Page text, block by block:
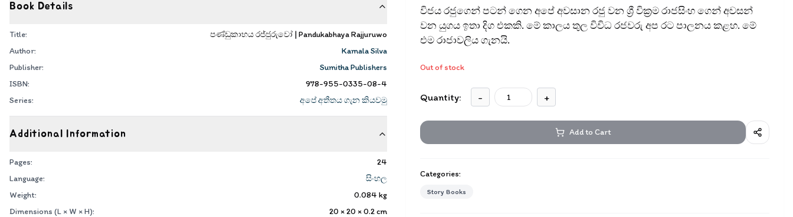
Book Details
Title:
පණ්ඩුකාභය රජ්ජුරුවෝ | Pandukabhaya Rajjuruwo
Author:
Kamala Silva
Publisher:
Sumitha Publishers
ISBN:
978-955-0335-08-4
Series:
අපේ අතීතය ගැන කියවමු
Additional Information
Pages:
24
Language:
සිංහල
Weight:
0.084 kg
Dimensions (L × W × H):
20 × 20 × 0.2cm
විජය රජුගෙන් පටන් ගෙන අපේ අවසාන රජු වන ශ්‍රී වික්‍රම රාජසිංහ ගෙන් අවසන්
වන යුගය ඉතා දිග එකකි. මේ කාලය තුල විවිධ රජවරු අප රට පාලනය කළහ. මේ
එම රාජාවලිය ගැනයි.
Out of stock
Quantity: - +
Add to Cart
Categories:
Story Books